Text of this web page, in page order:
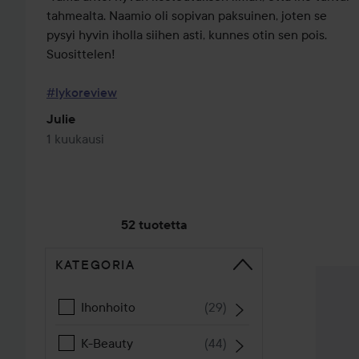
tahmealta. Naamio oli sopivan paksuinen, joten se
pysyi hyvin iholla siihen asti, kunnes otin sen pois.
Suosittelen!
#lykoreview
Julie
1 kuukausi
52 tuotetta
SIIRTYÄ JHK LAJITTELE
KATEGORIA
Ihonhoito (29)
K-Beauty (44)